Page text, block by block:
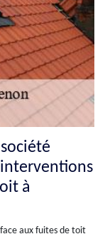
à
aux fuites de toit